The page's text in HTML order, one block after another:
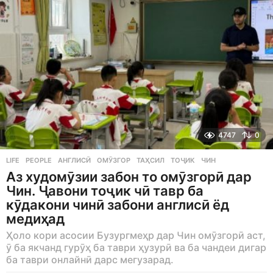
4747 0
LIFE ,PEOPLE АНГЛИСӢ ,ОМӮЗГОР ,ТАҲСИЛ ,ТОҶИК ,ЧИН
Аз худомӯзии забон то омӯзгорӣ дар
Чин. Ҷавони тоҷик чӣ тавр ба
кӯдакони чинӣ забони англисӣ ёд
медиҳад
Ҳоло кори асосии Бузургмеҳр дар Чин омӯзгорӣ аст,
ӯ ба якчанд гурӯҳ ба таври ҳузурӣ ва ба чандеи дигар
ба таври онлайнӣ дарс мегузарад.